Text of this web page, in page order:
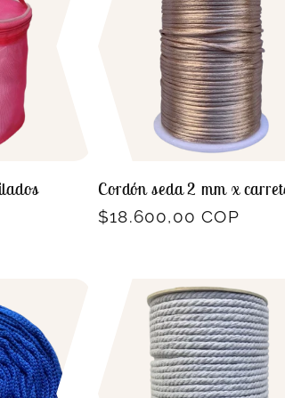
Cordón seda 2 mm x
Precio
$18.600,00 COP